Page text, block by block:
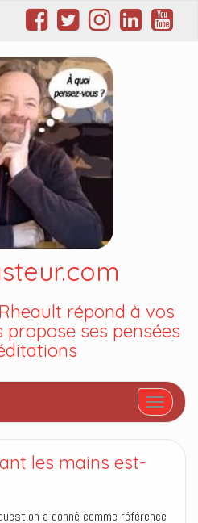
répond à vos
ses pensées
Afficher/
les mains est-
a donné comme référence